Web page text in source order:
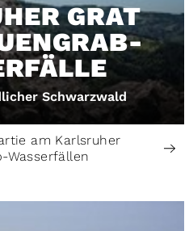
GRAT
Schwarzwald
am Karlsruher
Wasserfällen